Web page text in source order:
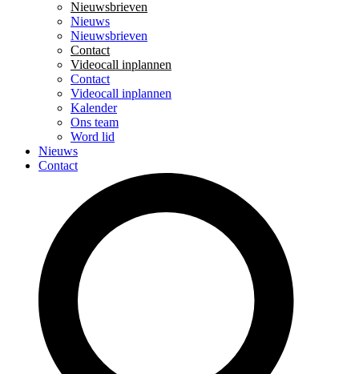
Nieuwsbrieven
Nieuws
Nieuwsbrieven
Contact
Videocall inplannen
Contact
Videocall inplannen
Kalender
Ons team
Word lid
Nieuws
Contact